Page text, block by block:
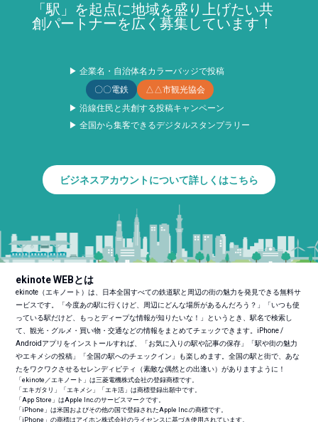
「駅」を起点に地域を盛り上げたい共
創パートナーを広く募集しています！
▶ 企業名・自治体名カラーバッジで投稿
〇〇電鉄
△△市観光協会
▶ 沿線住民と共創する投稿キャンペーン
▶ 全国から集客できるデジタルスタンプラリー
ビジネスアカウントについて詳しくはこちら
ekinote WEBとは
ekinote（エキノート）は、日本全国すべての鉄道駅と周辺の街の魅力を発見できる無料サ
ービスです。「今度あの駅に行くけど、周辺にどんな場所があるんだろう？」「いつも使
っている駅だけど、もっとディープな情報が知りたいな！」というとき、駅名で検索し
て、観光・グルメ・買い物・交通などの情報をまとめてチェックできます。iPhone /
Androidアプリをインストールすれば、「お気に入りの駅や記事の保存」「駅や街の魅力
やエキメシの投稿」「全国の駅へのチェックイン」も楽しめます。全国の駅と街で、あな
たをワクワクさせるセレンディピティ（素敵な偶然との出逢い）がありますように！
「ekinote／エキノート」は三菱電機株式会社の登録商標です。
「エキガタリ」「エキメシ」「エキ活」は商標登録出願中です。
「App Store」はApple Inc.のサービスマークです。
「iPhone」は米国およびその他の国で登録されたApple Inc.の商標です。
「iPhone」の商標はアイホン株式会社のライセンスに基づき使用されています。